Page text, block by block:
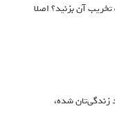
آن بزنید؟ اصلا
زندگی‌تان شده،